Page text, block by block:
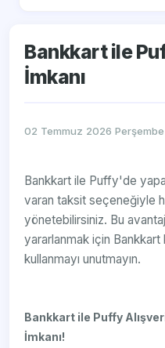
Bankkart ile
İmkanı
02 Temmuz 2026 Perşembe
Bankkart ile Puffy'de
varan taksit seçeneğiyle
yönetebilirsiniz. Bu
yararlanmak için Bankkart
kullanmayı unutmayın.
Bankkart ile Puffy
İmkanı!